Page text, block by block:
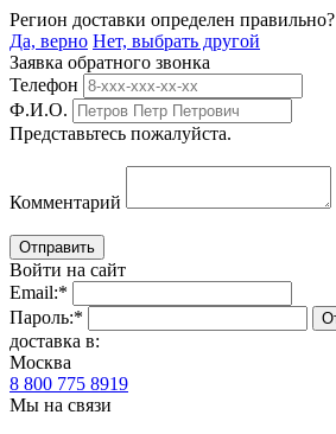
Регион доставки определен правильно?
Да, верно Нет, выбрать другой
Заявка обратного звонка
Телефон
Ф.И.О.
Представьтесь пожалуйста.
Комментарий
Войти на сайт
Email:*
Пароль:*
доставка в:
Москва
8 800 775 8919
Мы на связи